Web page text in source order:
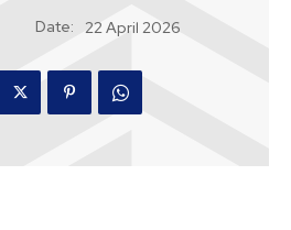
Date: 22 April 2026